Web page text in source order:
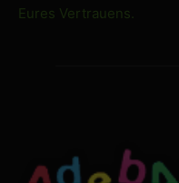
Eures Vertrauens.